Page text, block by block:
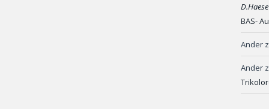
BAS-
Ander
Ander